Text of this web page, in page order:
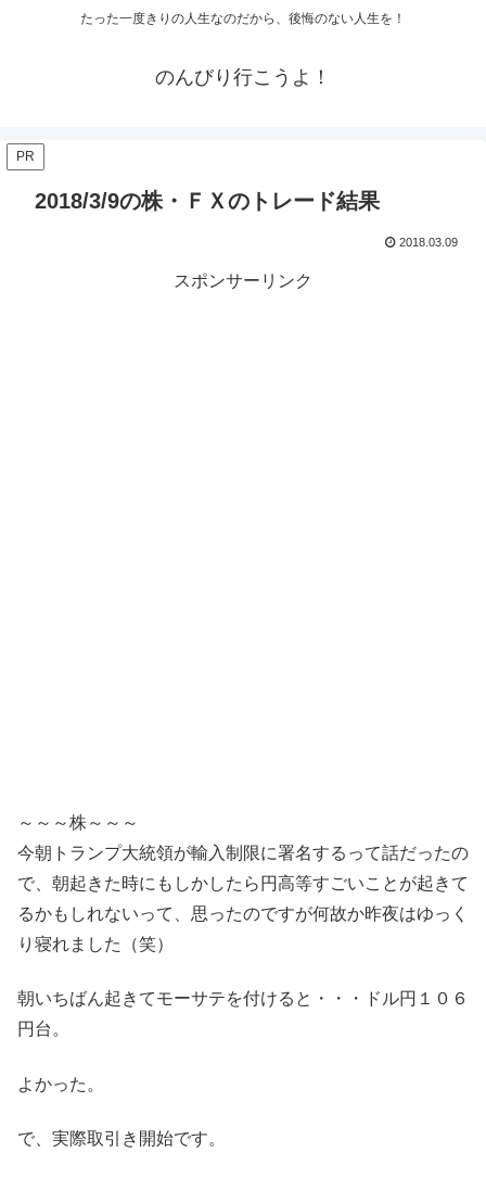
たった一度きりの人生なのだから、後悔のない人生を！
のんびり行こうよ！
PR
2018/3/9の株・ＦＸのトレード結果
2018.03.09
スポンサーリンク
～～～株～～～
今朝トランプ大統領が輸入制限に署名するって話だったの
で、朝起きた時にもしかしたら円高等すごいことが起きて
るかもしれないって、思ったのですが何故か昨夜はゆっく
り寝れました（笑）
朝いちばん起きてモーサテを付けると・・・ドル円１０６
円台。
よかった。
で、実際取引き開始です。